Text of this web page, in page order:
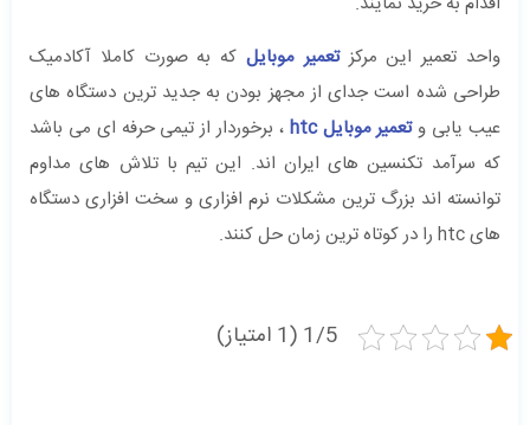
واحد تعمیر این مرکزتعمیر موبایل که به صورت کاملا آکادمیک
طراحی شده است جدای از مجهز بودن به جدید ترین دستگاه های
عیب یابی وتعمیر موبایل htc
، برخوردار از تیمی حرفه ای می باشد
که سرآمد تکنسین های ایران اند. این تیم با تلاش های مداوم
توانسته اند بزرگ ترین مشکلات نرم افزاری و سخت افزاری دستگاه
های htc را در کوتاه ترین زمان حل کنند.
1/5 (1 امتیاز)